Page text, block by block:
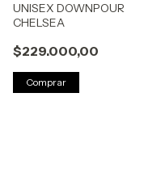
UNISEX DOWNPOUR
CHELSEA
$229.000,00
Comprar